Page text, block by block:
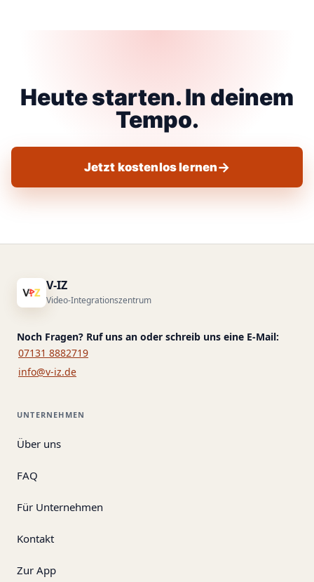
Heute starten. In deinem
Tempo.
Jetzt kostenlos lernen
V-IZ
Video-Integrationszentrum
Noch Fragen? Ruf uns an oder schreib uns eine E-Mail:
07131 8882719
info@v-iz.de
UNTERNEHMEN
Über uns
FAQ
Für Unternehmen
Kontakt
Zur App